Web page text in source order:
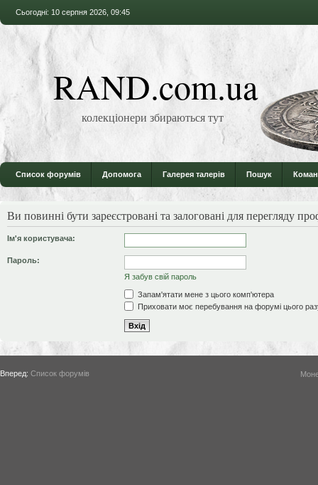
Сьогодні: 10 серпня 2026, 09:45
RAND.com.ua
колекціонери збираються тут
Список форумів Допомога Галерея талерів Пошук
Ви повинні бути зареєстровані та залоговані для перегляду
Ім'я користувача:
Пароль:
Я забув свій пароль
Запам'ятати мене з цього комп'ютера
Приховати моє перебування на форумі цього
Вперед: Список форумів